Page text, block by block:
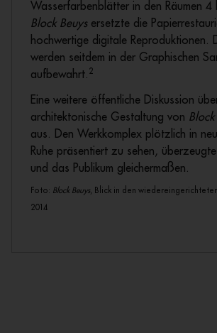
Wasserfarbenblätter in den Räumen 4
Block Beuysersetzte die
hochwertige digitale Reproduktionen.
werden seitdem in der Graphischen
aufbewahrt. 2
Eine weitere öffentliche Diskussion
architektonische Gestaltung von Block
aus. Den Werkkomplex plötzlich in
Ruhe präsentiert zu sehen,
und das Publikum gleichermaßen.
Foto: Block Beuys , Blick in den
2014